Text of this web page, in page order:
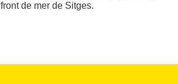
front de mer de Sitges.